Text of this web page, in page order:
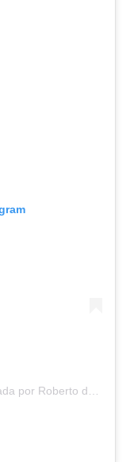
(@roberto_de_carvalho)